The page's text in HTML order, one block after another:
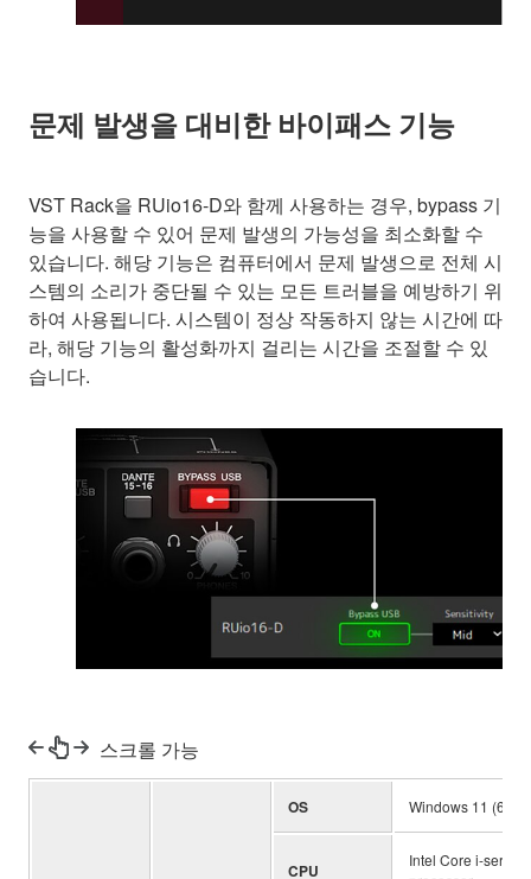
문제 발생을 대비한 바이패스 기능
VST Rack을 RUio16-D와 함께 사용하는 경우, bypass 기
능을 사용할 수 있어 문제 발생의 가능성을 최소화할 수
있습니다. 해당 기능은 컴퓨터에서 문제 발생으로 전체 시
스템의 소리가 중단될 수 있는 모든 트러블을 예방하기 위
하여 사용됩니다. 시스템이 정상 작동하지 않는 시간에 따
라, 해당 기능의 활성화까지 걸리는 시간을 조절할 수 있
습니다.
스크롤 가능
OS Windows 11 (64-
CPU
Intel Core i-series